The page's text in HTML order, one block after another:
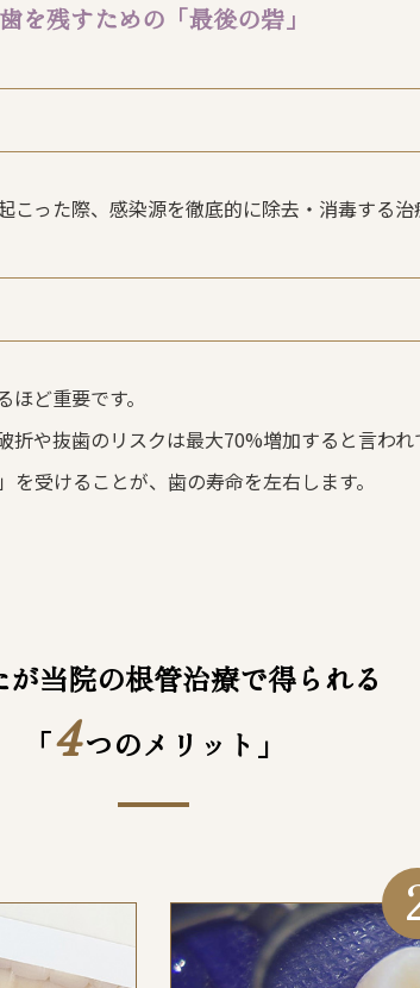
歯を残すための「最後の砦」
った際、感染源を徹底的に除去・消毒する治
ほど重要です。
折や抜歯のリスクは最大70%増加すると言われ
受けることが、歯の寿命を左右します。
が当院の根管治療で得られる
「4つのメリット」